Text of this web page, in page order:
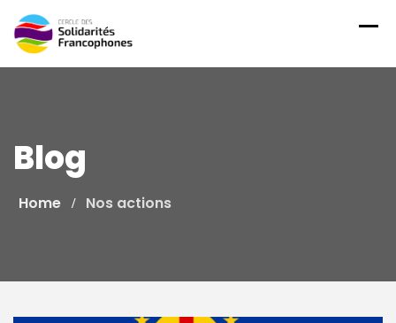
Skip
content
Blog
Home Nos actions